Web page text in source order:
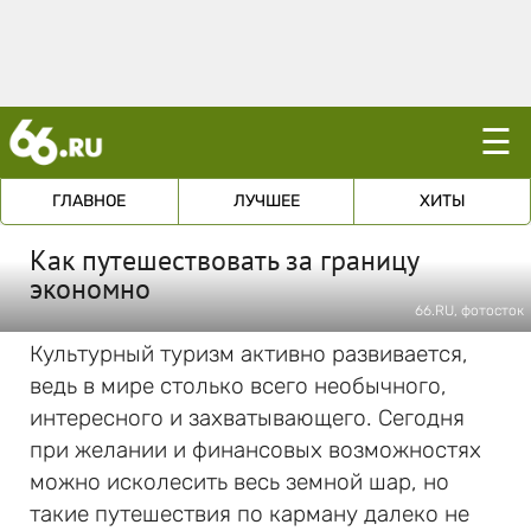
☰
ГЛАВНОЕ ЛУЧШЕЕ ХИТЫ
Как путешествовать за границу
экономно
66.RU, фотосток
Культурный туризм активно развивается,
ведь в мире столько всего необычного,
интересного и захватывающего. Сегодня
при желании и финансовых возможностях
можно исколесить весь земной шар, но
такие путешествия по карману далеко не